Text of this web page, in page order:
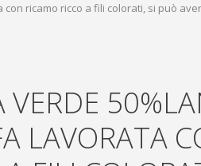
ricamo ricco a fili colorati, si può
VERDE
LAVORATA